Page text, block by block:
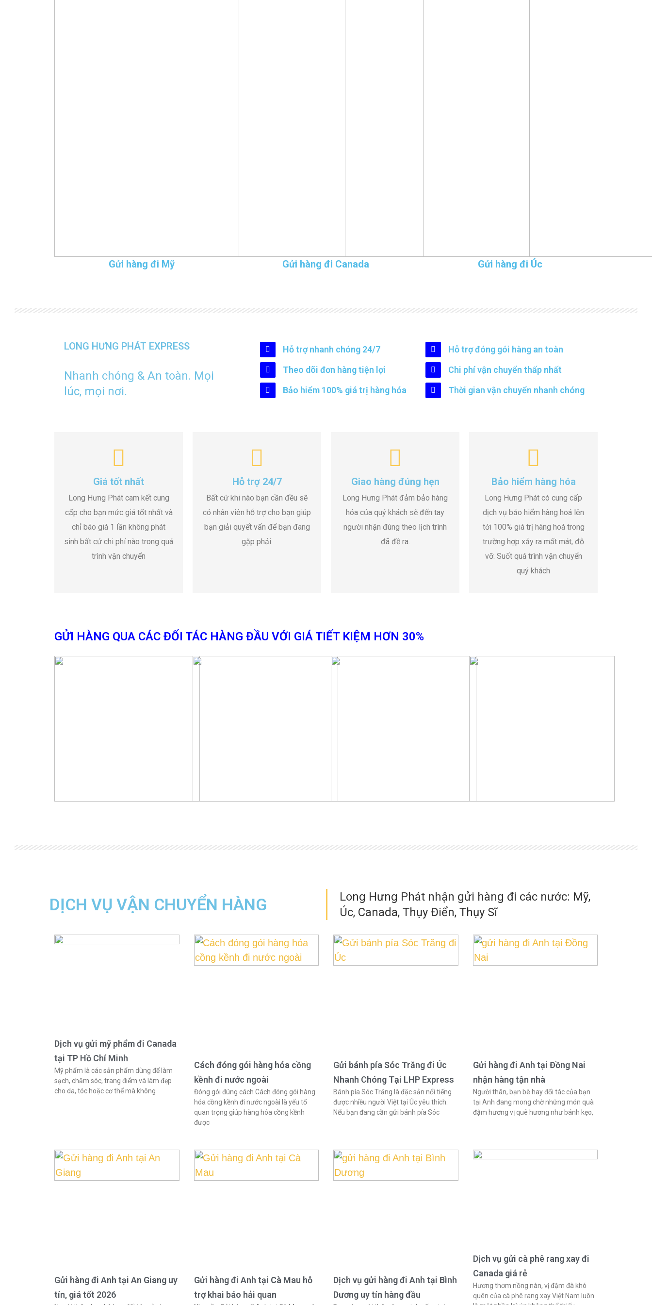
Gửi hàng đi Mỹ Gửi hàng đi Canada Gửi hàng đi Úc
LONG HƯNG PHÁT EXPRESS
Nhanh chóng & An toàn. Mọi
lúc, mọi nơi.
Hỗ trợ nhanh chóng 24/7
Hỗ trợ đóng gói hàng an toàn
Theo dõi đơn hàng tiện lợi
Chi phí vận chuyển thấp nhất
Bảo hiểm 100% giá trị hàng hóa
Thời gian vận chuyển nhanh chóng
Giá tốt nhất
Long Hưng Phát cam kết cung
cấp cho bạn mức giá tốt nhất và
chỉ báo giá 1 lần không phát
sinh bất cứ chi phí nào trong quá
trình vận chuyển
Hỗ trợ 24/7
Bất cứ khi nào bạn cần đều sẽ
có nhân viên hỗ trợ cho bạn giúp
bạn giải quyết vấn để bạn đang
gặp phải.
Giao hàng đúng hẹn
Long Hưng Phát đảm bảo hàng
hóa của quý khách sẽ đến tay
người nhận đúng theo lịch trình
đã đề ra.
Bảo hiểm hàng hóa
Long Hưng Phát có cung cấp
dịch vụ bảo hiểm hàng hoá lên
tới 100% giá trị hàng hoá trong
trường hợp xảy ra mất mát, đỗ
vỡ. Suốt quá trình vận chuyển
quý khách
GỬI HÀNG QUA CÁC ĐỐI TÁC HÀNG ĐẦU VỚI GIÁ TIẾT KIỆM HƠN 30%
DỊCH VỤ VẬN CHUYỂN HÀNG
Long Hưng Phát nhận gửi hàng đi các nước: Mỹ,
Úc, Canada, Thụy Điển, Thụy Sĩ
Dịch vụ gửi mỹ phẩm đi Canada
tại TP Hồ Chí Minh
Mỹ phẩm là các sản phẩm dùng để làm
sạch, chăm sóc, trang điểm và làm đẹp
cho da, tóc hoặc cơ thể mà không
Cách đóng gói hàng hóa cồng
kềnh đi nước ngoài
Đóng gói đúng cách Cách đóng gói hàng
hóa cồng kềnh đi nước ngoài là yếu tố
quan trọng giúp hàng hóa cồng kềnh
được
Gửi bánh pía Sóc Trăng đi Úc
Nhanh Chóng Tại LHP Express
Bánh pía Sóc Trăng là đặc sản nổi tiếng
được nhiều người Việt tại Úc yêu thích.
Nếu bạn đang cần gửi bánh pía Sóc
Gửi hàng đi Anh tại Đồng Nai
nhận hàng tận nhà
Người thân, bạn bè hay đối tác của bạn
tại Anh đang mong chờ những món quà
đậm hương vị quê hương như bánh kẹo,
Gửi hàng đi Anh tại An Giang uy
tín, giá tốt 2026
Gửi hàng đi Anh tại Cà Mau hỗ
trợ khai báo hải quan
Dịch vụ gửi hàng đi Anh tại Bình
Dương uy tín hàng đầu
Dịch vụ gửi cà phê rang xay đi
Canada giá rẻ
Hương thơm nồng nàn, vị đậm đà khó
quên của cà phê rang xay Việt Nam luôn